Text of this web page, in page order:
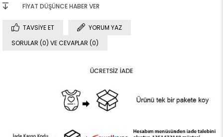
FIYAT DÜŞÜNCE HABER VER
TAVSIYE ET
YORUM YAZ
SORULAR (0) VE CEVAPLAR (0)